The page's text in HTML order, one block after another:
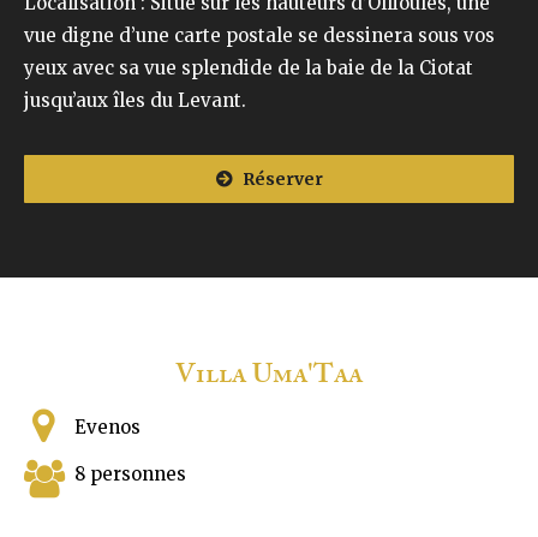
vue digne d’une carte postale se dessinera sous vos
yeux avec sa vue splendide de la baie de la Ciotat
jusqu’aux îles du Levant.
Réserver
Villa Uma'Taa
Evenos
8 personnes